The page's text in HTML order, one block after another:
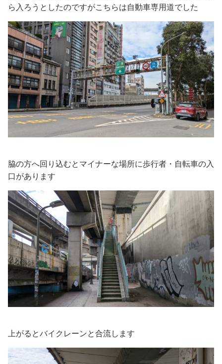
ら入ろうとしたのですがこちらは自動車専用道でした
脇の方へ回り込むとマイナーな場所に歩行者・自転車の入
口があります
上がるとバイクレーンと合流します